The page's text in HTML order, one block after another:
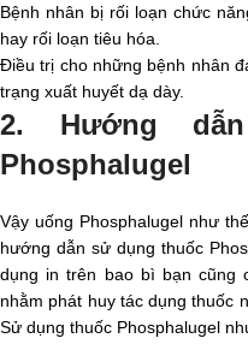
Bệnh nhân bị rối loạn chức
hay rối loạn tiêu hóa.
Điều trị cho những bệnh nhân
trạng xuất huyết dạ dày.
2. Hướng
Phosphalugel
Vậy uống Phosphalugel như
hướng dẫn sử dụng thuốc
dụng in trên bao bì bạn cũng
nhằm phát huy tác dụng thuốc
Sử dụng thuốc Phosphalugel